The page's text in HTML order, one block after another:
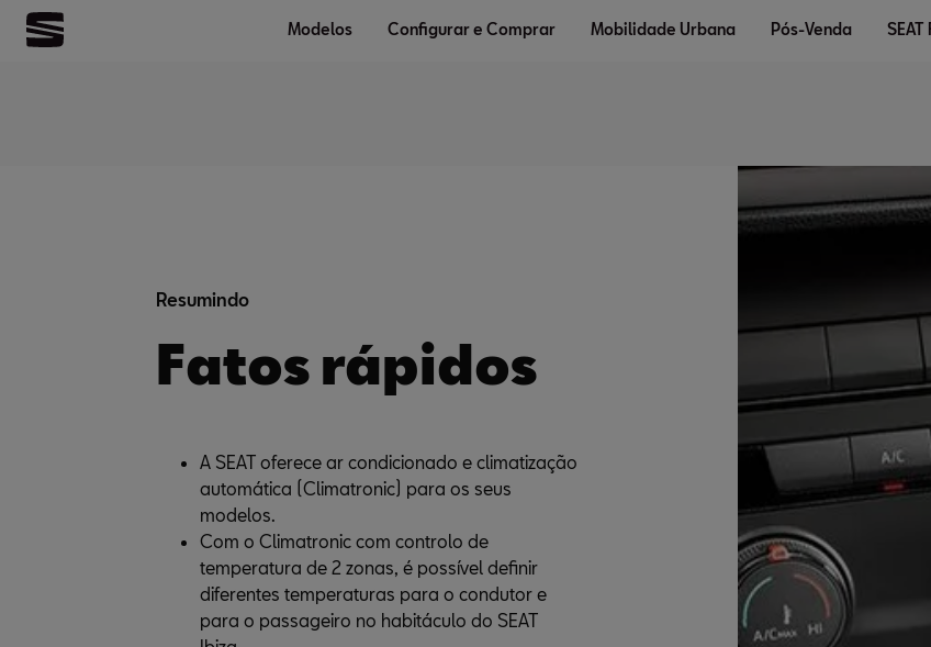
Modelos Configurar e Comprar Mobilidade Urbana Pós-Venda SEAT
Resumindo
Fatos rápidos
A SEAT oferece ar condicionado e climatização
automática (Climatronic) para os seus
modelos.
Com o Climatronic com controlo de
temperatura de 2 zonas, é possível definir
diferentes temperaturas para o condutor e
para o passageiro no habitáculo do SEAT